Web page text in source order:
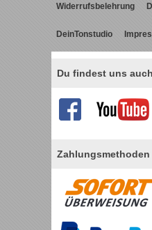
Widerrufsbelehrung
DeinTonstudio
Du findest uns
Zahlungsmethoden